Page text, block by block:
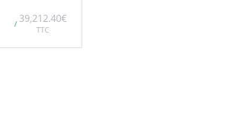
/ 39,212.40€
TTC